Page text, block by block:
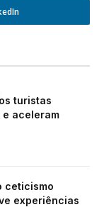
turistas
e aceleram
ceticismo
experiências